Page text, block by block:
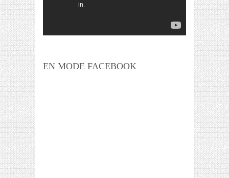
EN MODE FACEBOOK